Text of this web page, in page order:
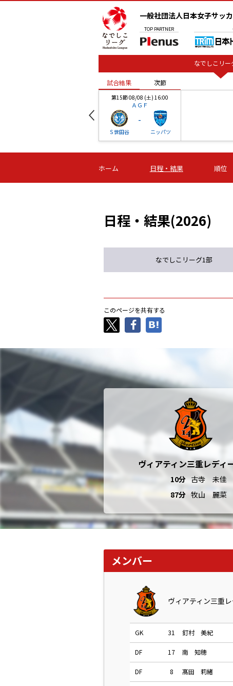
一般社団法人日本女子サッ
TOP PARTNER
なでしこリー
試合結果 次節
第15節 08/08 (土) 16:00
ＡＧＦ
Ｓ世田谷
-
ニッパツ
-
第16節 09/05 (土) 15:00
ニッパツ
-
第16節 09/05 (
石人の星
-
試合結果 次節
ホーム 日程・結果 順位
日程・結果(2026)
なでしこリーグ1部
このページを共有する
ヴィアティン三重レディ
10分 古寺 未佳
87分 牧山 麗菜
メンバー
ヴィアティン三重
GK 31 釘村 美紀
DF 17 南 知穂
DF 8 髙田 莉緒